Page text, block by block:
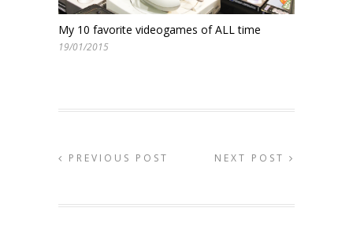
My 10 favorite videogames of ALL time
19/01/2015
PREVIOUS POST NEXT POST